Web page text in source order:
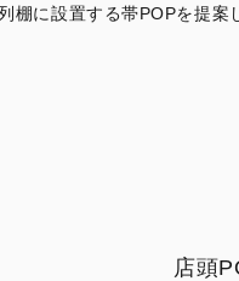
棚に設置する帯POPを提案
店頭